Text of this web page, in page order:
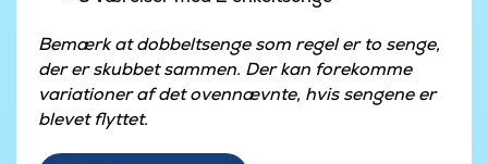
Bemærk at dobbeltsenge som regel er to senge,
der er skubbet sammen. Der kan forekomme
variationer af det ovennævnte, hvis sengene er
blevet flyttet.